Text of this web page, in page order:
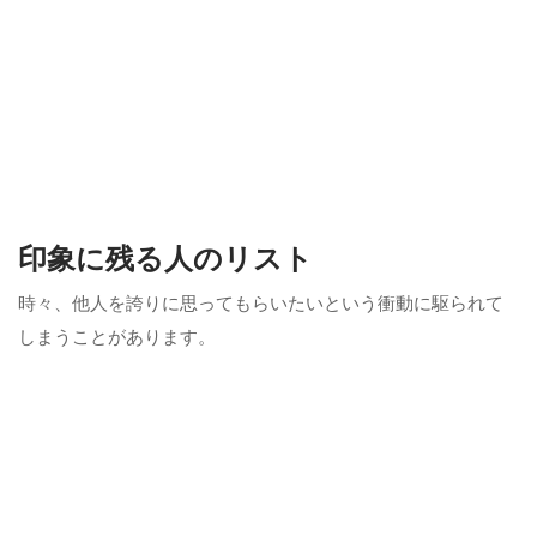
印象に残る人のリスト
時々、他人を誇りに思ってもらいたいという衝動に駆られて
しまうことがあります。